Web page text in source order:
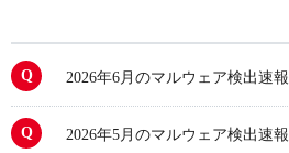
2026年6月のマルウェア検出速報
2026年5月のマルウェア検出速報